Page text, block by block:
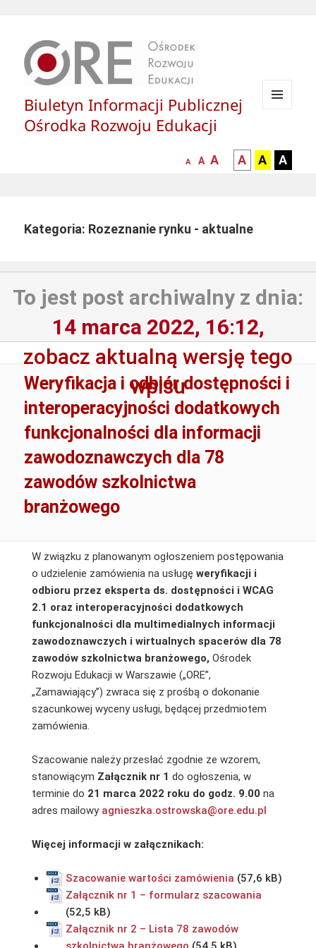
Biuletyn Informacji Publicznej
Ośrodka Rozwoju Edukacji
mniejsza
A
normalna
A
większa-
czcionka
A
kontrast
czarny
tle
A
kontrast
czarny
A
żółty
A
Kategoria: Rozeznanie rynku - aktualne
To jest post archiwalny z dnia:
14 marca 2022, 16:12,
zobacz aktualną wersję tego
wpisu
Weryfikacja i odbiór dostępności i
interoperacyjności dodatkowych
funkcjonalności dla informacji
zawodoznawczych dla 78
zawodów szkolnictwa
branżowego
W związku z planowanym ogłoszeniem postępowania
o udzielenie zamówienia na usługę weryfikacji i
odbioru przez eksperta ds. dostępności i WCAG
2.1 oraz interoperacyjności dodatkowych
funkcjonalności dla multimedialnych informacji
zawodoznawczych i wirtualnych spacerów dla 78
zawodów szkolnictwa branżowego, Ośrodek
Rozwoju Edukacji w Warszawie („ORE”,
„Zamawiający”) zwraca się z prośbą o dokonanie
szacunkowej wyceny usługi, będącej przedmiotem
zamówienia.
Szacowanie należy przesłać zgodnie ze wzorem,
stanowiącym Załącznik nr 1 do ogłoszenia, w
terminie do 21 marca 2022 roku do godz. 9.00 na
adres mailowy agnieszka.ostrowska@ore.edu.pl
Więcej informacji w załącznikach:
Szacowanie wartości zamówienia
Załącznik nr 1 – formularz szacowania
Załącznik nr 2 – Lista 78 zawodów